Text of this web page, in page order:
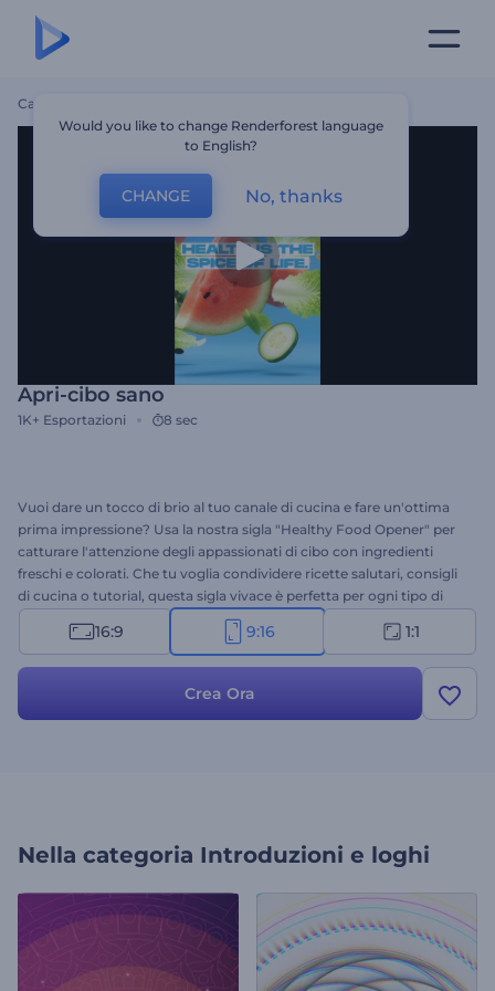
Casa
Apri-cibo sano
1K+ Esportazioni 8 sec
Vuoi dare un tocco di brio al tuo canale di cucina e fare un'ottima
prima impressione? Usa la nostra sigla "Healthy Food Opener" per
catturare l'attenzione degli appassionati di cibo con ingredienti
freschi e colorati. Che tu voglia condividere ricette salutari, consigli
di cucina o tutorial, questa sigla vivace è perfetta per ogni tipo di
contenuto. Carica il tuo logo, scrivi il tuo testo e scegli una traccia
musicale dinamica. Ideale per food blogger, chef o chiunque
16:9 9:16 1:1
Crea Ora
Nella categoria Introduzioni e loghi
Would you like to change Renderforest language
to English?
CHANGE No, thanks